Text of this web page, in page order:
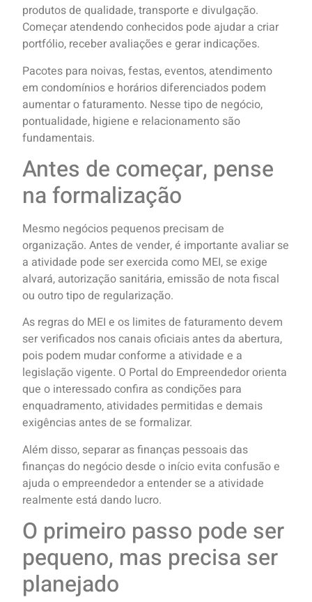
produtos de qualidade, transporte e divulgação.
Começar atendendo conhecidos pode ajudar a criar
portfólio, receber avaliações e gerar indicações.
Pacotes para noivas, festas, eventos, atendimento
em condomínios e horários diferenciados podem
aumentar o faturamento. Nesse tipo de negócio,
pontualidade, higiene e relacionamento são
fundamentais.
Antes de começar, pense
na formalização
Mesmo negócios pequenos precisam de
organização. Antes de vender, é importante avaliar se
a atividade pode ser exercida como MEI, se exige
alvará, autorização sanitária, emissão de nota fiscal
ou outro tipo de regularização.
As regras do MEI e os limites de faturamento devem
ser verificados nos canais oficiais antes da abertura,
pois podem mudar conforme a atividade e a
legislação vigente. O Portal do Empreendedor orienta
que o interessado confira as condições para
enquadramento, atividades permitidas e demais
exigências antes de se formalizar.
Além disso, separar as finanças pessoais das
finanças do negócio desde o início evita confusão e
ajuda o empreendedor a entender se a atividade
realmente está dando lucro.
O primeiro passo pode ser
pequeno, mas precisa ser
planejado